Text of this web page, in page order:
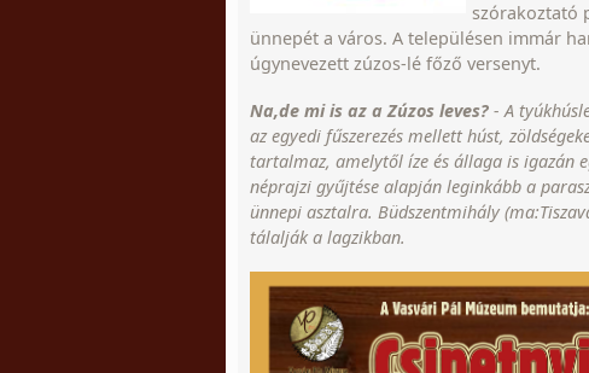
szórakoztató
ünnepét a város. A településen immár
úgynevezett zúzos-lé főző versenyt.
Na,de mi is az a Zúzos leves? - A
az egyedi fűszerezés mellett húst,
tartalmaz, amelytől íze és állaga is igazán
néprajzi gyűjtése alapján leginkább a
ünnepi asztalra. Büdszentmihály
tálalják a lagzikban.